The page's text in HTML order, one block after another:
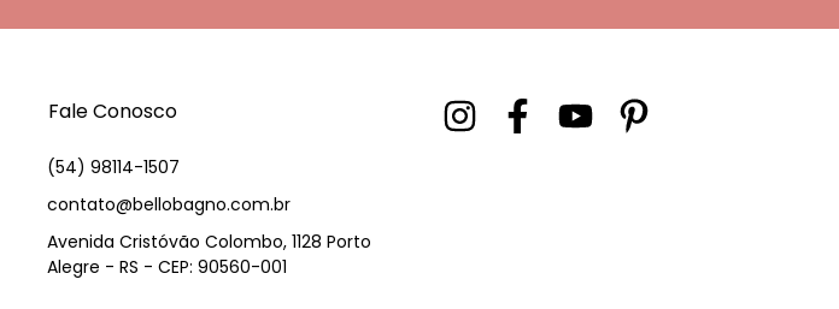
Fale Conosco
(54) 98114-1507
contato@bellobagno.com.br
Avenida Cristóvão Colombo, 1128 Porto
Alegre - RS - CEP: 90560-001